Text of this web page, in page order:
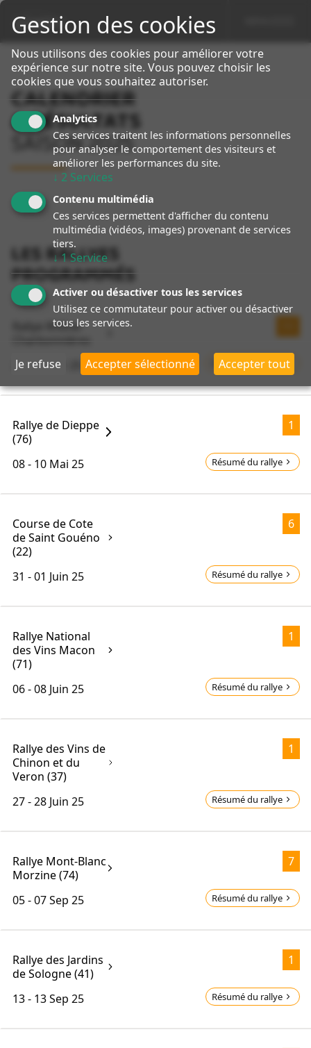
sport event
Specialiste Porsche Rallye
CALENDRIER
& RÉSULTATS
SAISON 2025
LES RALLYES
PROGRAMMÉS
Rallye Rhône-
Charbonnières
24 - 26Avr 25 Résumé du rallye
Rallye de Dieppe
(76)
08 - 10 Mai 25
1
Résumé du rallye
Course de Cote
de Saint Gouéno
(22)
31 - 01 Juin 25
6
Résumé du rallye
Rallye National
des Vins Macon
(71)
06 - 08 Juin 25
1
Résumé du rallye
Rallye des Vins de
Chinon et du
Veron (37)
27 - 28 Juin 25
1
Résumé du rallye
Rallye Mont-Blanc
Morzine (74)
05 - 07Sep 25
7
Résumé du rallye
Rallye des Jardins
de Sologne (41)
13 - 13Sep 25
1
Résumé du rallye
Gestion des cookies
Nous utilisons des cookies pour améliorer votre
expérience sur notre site. Vous pouvez choisir les
cookies que vous souhaitez autoriser.
Analytics
Ces services traitent les informations personnelles
pour analyser le comportement des visiteurs et
améliorer les performances du site.
↓ 2 Services
Contenu multimédia
Ces services permettent d'afficher du contenu
multimédia (vidéos, images) provenant de services
tiers.
↓ 1Service
Activer ou désactiver tous les services
Utilisez ce commutateur pour activer ou désactiver
tous les services.
Je refuse Accepter sélectionné Accepter tout